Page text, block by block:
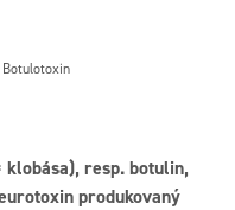
Botulotoxin
resp. botulin,
produkovaný